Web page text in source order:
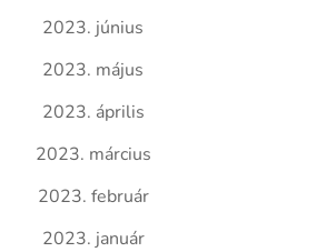
2023. június
2023. május
2023. április
2023. március
2023. február
2023. január